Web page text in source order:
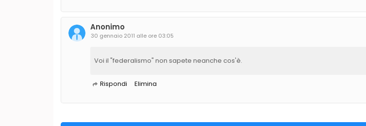
Anonimo
30 gennaio 2011 alle ore 03:05
Voi il "federalismo" non sapete neanche cos'è.
Rispondi Elimina